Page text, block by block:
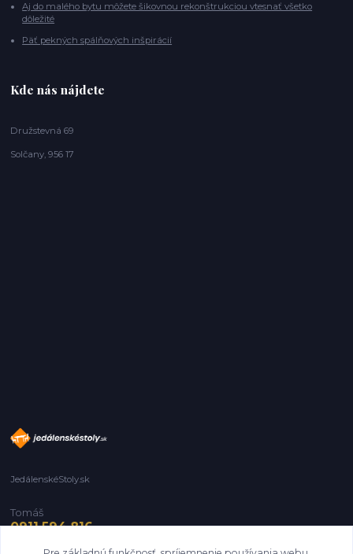
Aj do malého bytu môžete šikovnou rekonštrukciou vtesnať všetko
dôležité
Päť pekných spálňových inšpirácií
Kde nás nájdete
Družstevná 69
Solčany, 956 17
JedálenskéStoly.sk
Tomáš
0911 594 816